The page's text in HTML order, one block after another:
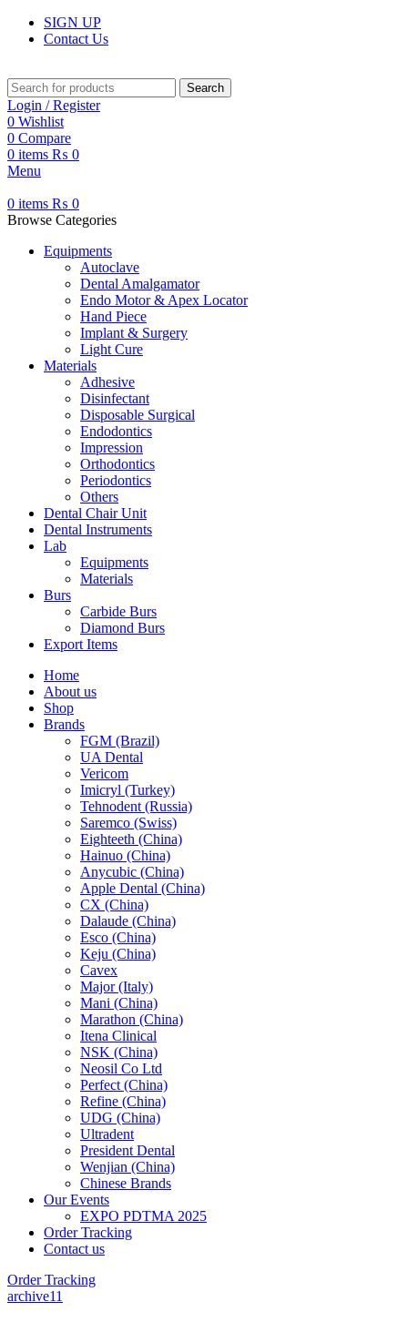
SIGN UP
Contact Us
Search
Login / Register
0 Wishlist
0 Compare
0 items ₨ 0
Menu
0 items ₨ 0
Browse Categories
Equipments
Autoclave
Dental Amalgamator
Endo Motor & Apex Locator
Hand Piece
Implant & Surgery
Light Cure
Materials
Adhesive
Disinfectant
Disposable Surgical
Endodontics
Impression
Orthodontics
Periodontics
Others
Dental Chair Unit
Dental Instruments
Lab
Equipments
Materials
Burs
Carbide Burs
Diamond Burs
Export Items
Home
About us
Shop
Brands
FGM (Brazil)
UA Dental
Vericom
Imicryl (Turkey)
Tehnodent (Russia)
Saremco (Swiss)
Eighteeth (China)
Hainuo (China)
Anycubic (China)
Apple Dental (China)
CX (China)
Dalaude (China)
Esco (China)
Keju (China)
Cavex
Major (Italy)
Mani (China)
Marathon (China)
Itena Clinical
NSK (China)
Neosil Co Ltd
Perfect (China)
Refine (China)
UDG (China)
Ultradent
President Dental
Wenjian (China)
Chinese Brands
Our Events
EXPO PDTMA 2025
Order Tracking
Contact us
Order Tracking
archive11